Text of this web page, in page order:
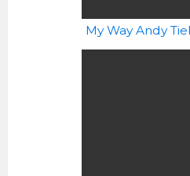
My Way Andy